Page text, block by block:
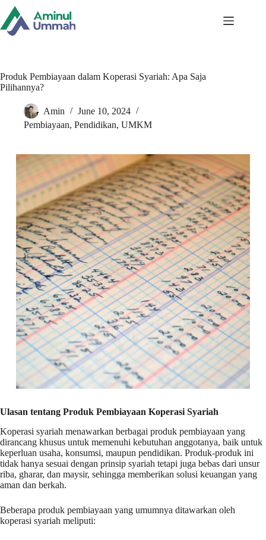
Skip
content
Produk Pembiayaan dalam Koperasi Syariah: Apa Saja
Pilihannya?
Amin
June 10, 2024
Pembiayaan, Pendidikan, UMKM
Ulasan tentang Produk Pembiayaan Koperasi Syariah
Koperasi syariah menawarkan berbagai produk pembiayaan yang
dirancang khusus untuk memenuhi kebutuhan anggotanya, baik untuk
keperluan usaha, konsumsi, maupun pendidikan. Produk-produk ini
tidak hanya sesuai dengan prinsip syariah tetapi juga bebas dari unsur
riba, gharar, dan maysir, sehingga memberikan solusi keuangan yang
aman dan berkah.
Beberapa produk pembiayaan yang umumnya ditawarkan oleh
koperasi syariah meliputi: